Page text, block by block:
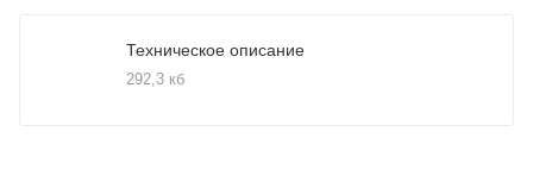
Техническое описание
292,3 кб